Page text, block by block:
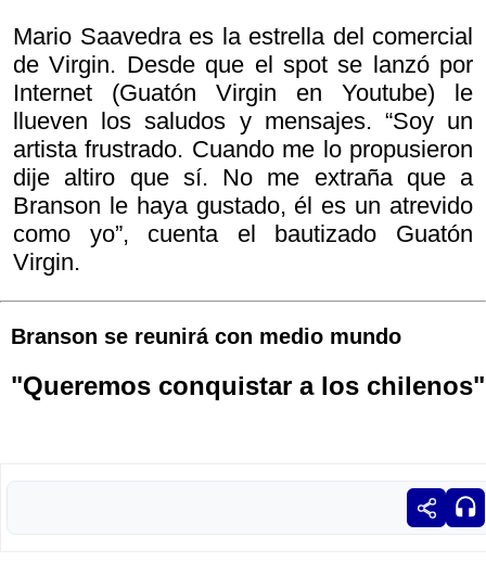
Mario Saavedra es la estrella del comercial
de Virgin. Desde que el spot se lanzó por
Internet (Guatón Virgin en Youtube) le
llueven los saludos y mensajes. “Soy un
artista frustrado. Cuando me lo propusieron
dije altiro que sí. No me extraña que a
Branson le haya gustado, él es un atrevido
como yo”, cuenta el bautizado Guatón
Virgin.
Branson se reunirá con medio mundo
"Queremos conquistar a los chilenos"